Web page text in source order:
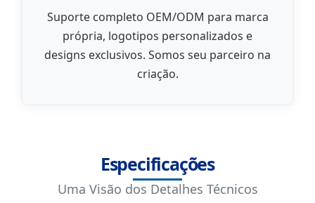
Suporte completo OEM/ODM para marca
própria, logotipos personalizados e
designs exclusivos. Somos seu parceiro na
criação.
Especificações
Uma Visão dos Detalhes Técnicos